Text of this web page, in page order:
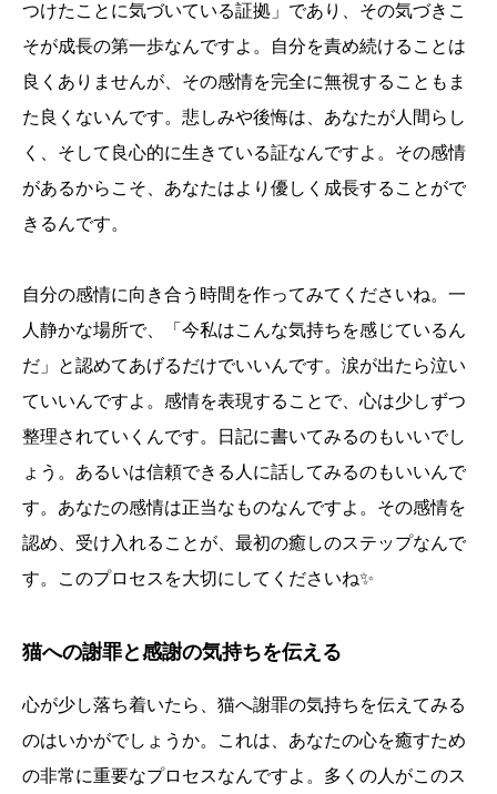
つけたことに気づいている証拠」であり、その気づきこ
そが成長の第一歩なんですよ。自分を責め続けることは
良くありませんが、その感情を完全に無視することもま
た良くないんです。悲しみや後悔は、あなたが人間らし
く、そして良心的に生きている証なんですよ。その感情
があるからこそ、あなたはより優しく成長することがで
きるんです。
自分の感情に向き合う時間を作ってみてくださいね。一
人静かな場所で、「今私はこんな気持ちを感じているん
だ」と認めてあげるだけでいいんです。涙が出たら泣い
ていいんですよ。感情を表現することで、心は少しずつ
整理されていくんです。日記に書いてみるのもいいでし
ょう。あるいは信頼できる人に話してみるのもいいんで
す。あなたの感情は正当なものなんですよ。その感情を
認め、受け入れることが、最初の癒しのステップなんで
す。このプロセスを大切にしてくださいね✨
猫への謝罪と感謝の気持ちを伝える
心が少し落ち着いたら、猫へ謝罪の気持ちを伝えてみる
のはいかがでしょうか。これは、あなたの心を癒すため
の非常に重要なプロセスなんですよ。多くの人がこのス